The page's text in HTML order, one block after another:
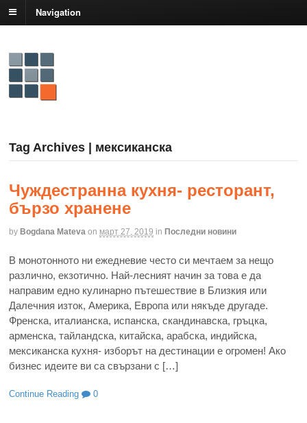
Navigation
Tag Archives | мексиканска
Чуждестранна кухня- ресторант,
бързо хранене
by Bogdana Mateva on март 27, 2019 in Последни новини
В монотонното ни ежедневие често си мечтаем за нещо
различно, екзотично. Най-лесният начин за това е да
направим едно кулинарно пътешествие в Близкия или
Далечния изток, Америка, Европа или някъде другаде.
Френска, италианска, испанска, скандинавска, гръцка,
арменска, тайландска, китайска, арабска, индийска,
мексиканска кухня- изборът на дестинации е огромен! Ако
бизнес идеите ви са свързани с […]
Continue Reading 0